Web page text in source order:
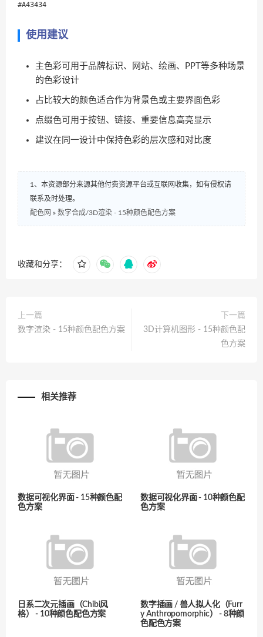
#A43434
使用建议
主色彩可用于品牌标识、网站、绘画、PPT等多种场景
的色彩设计
占比较大的颜色适合作为背景色或主要界面色彩
点缀色可用于按钮、链接、重要信息高亮显示
建议在同一设计中保持色彩的层次感和对比度
1、本资源部分来源其他付费资源平台或互联网收集，如有侵权请
联系及时处理。
配色网 » 数字合成/3D渲染 - 15种颜色配色方案
收藏和分享：
上一篇
数字渲染 - 15种颜色配色方案
下一篇
3D计算机图形 - 15种颜色配
色方案
相关推荐
数据可视化界面 - 15种颜色配
色方案
数据可视化界面 - 10种颜色配
色方案
日系二次元插画（Chibi风
格） - 10种颜色配色方案
数字插画 / 兽人拟人化（Furr
y Anthropomorphic） - 8种颜
色配色方案